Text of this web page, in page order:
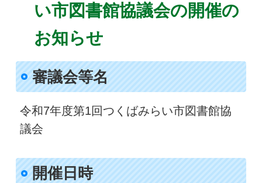
い市図書館協議会の開催の
お知らせ
審議会等名
令和7年度第1回つくばみらい市図書館協
議会
開催日時​